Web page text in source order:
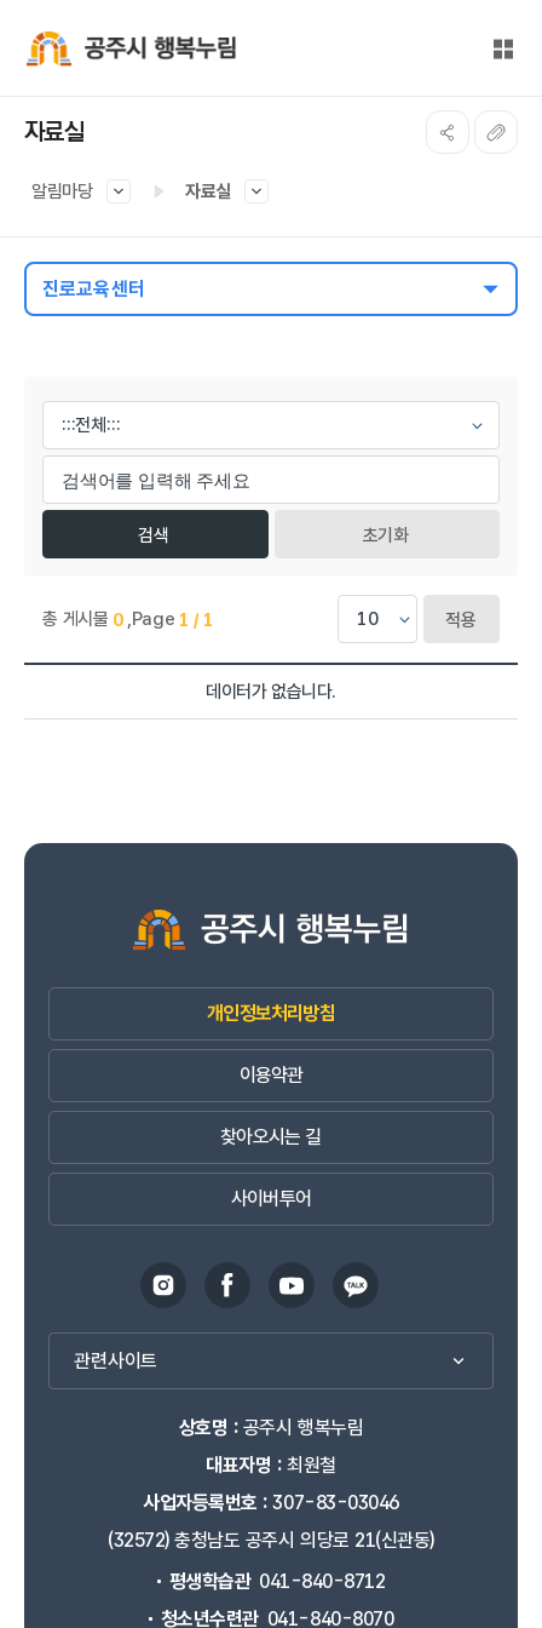
전체
자료실
알림마당 자료실
진로교육센터
초기화
총 게시물 0 ,Page 1 / 1 적용
진로교육센터 > 자료실 목록으로 번호, 제목, 작성자, 조회수,등록
데이터가 없습니다.
개인정보처리방침
이용약관
찾아오시는 길
사이버투어
관련사이트
상호명 :공주시 행복누림
대표자명 :최원철
사업자등록번호 :307-83-03046
(32572) 충청남도 공주시 의당로 21(신관동)
평생학습관 041-840-8712
청소년수련관 041-840-8070